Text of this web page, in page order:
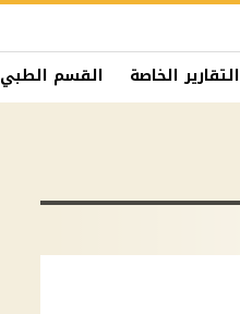
التقارير الخاصة القسم الطبي